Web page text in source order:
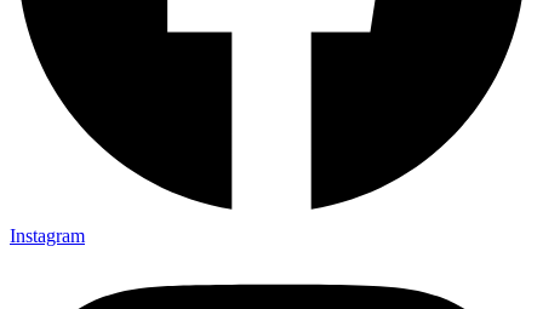
Instagram